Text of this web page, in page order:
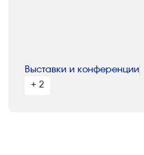
Выставки и конференции
+ 2